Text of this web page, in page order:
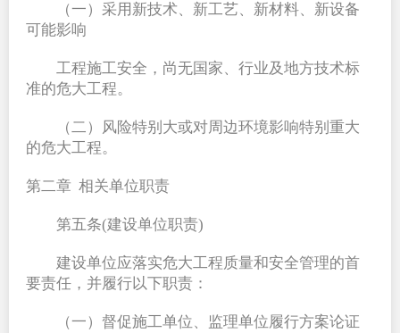
（一）采用新技术、新工艺、新材料、新设备
可能影响
工程施工安全，尚无国家、行业及地方技术标
准的危大工程。
（二）风险特别大或对周边环境影响特别重大
的危大工程。
第二章  相关单位职责
第五条(建设单位职责)
建设单位应落实危大工程质量和安全管理的首
要责任，并履行以下职责：
（一）督促施工单位、监理单位履行方案论证